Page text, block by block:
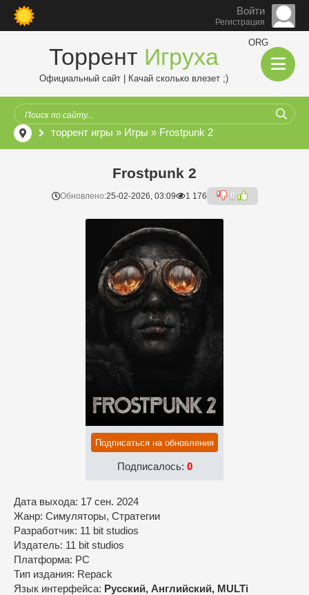
Войти
Регистрация
Торрент Игруха
ORG
Официальный сайт | Качай сколько влезет ;)
торрент игры » Игры » Frоstpunk 2
Frоstpunk 2
Обновлено:25-02-2026, 03:09 1 176 0
Подписаться на обновления
Подписалось: 0
Дата выхода: 17 сен. 2024
Жанр: Симуляторы, Стратегии
Разработчик: 11 bit studios
Издатель: 11 bit studios
Платформа: PC
Тип издания: Repack
Язык интерфейса: Русский, Английский, MULTi